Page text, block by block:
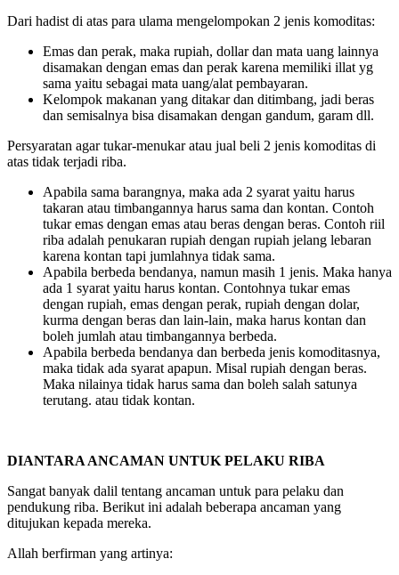
Dari hadist di atas para ulama mengelompokan 2 jenis komoditas:
Emas dan perak, maka rupiah, dollar dan mata uang lainnya
disamakan dengan emas dan perak karena memiliki illat yg
sama yaitu sebagai mata uang/alat pembayaran.
Kelompok makanan yang ditakar dan ditimbang, jadi beras
dan semisalnya bisa disamakan dengan gandum, garam dll.
Persyaratan agar tukar-menukar atau jual beli 2 jenis komoditas di
atas tidak terjadi riba.
Apabila sama barangnya, maka ada 2 syarat yaitu harus
takaran atau timbangannya harus sama dan kontan. Contoh
tukar emas dengan emas atau beras dengan beras. Contoh riil
riba adalah penukaran rupiah dengan rupiah jelang lebaran
karena kontan tapi jumlahnya tidak sama.
Apabila berbeda bendanya, namun masih 1 jenis. Maka hanya
ada 1 syarat yaitu harus kontan. Contohnya tukar emas
dengan rupiah, emas dengan perak, rupiah dengan dolar,
kurma dengan beras dan lain-lain, maka harus kontan dan
boleh jumlah atau timbangannya berbeda.
Apabila berbeda bendanya dan berbeda jenis komoditasnya,
maka tidak ada syarat apapun. Misal rupiah dengan beras.
Maka nilainya tidak harus sama dan boleh salah satunya
terutang. atau tidak kontan.
DIANTARA ANCAMAN UNTUK PELAKU RIBA
Sangat banyak dalil tentang ancaman untuk para pelaku dan
pendukung riba. Berikut ini adalah beberapa ancaman yang
ditujukan kepada mereka.
Allah berfirman yang artinya: